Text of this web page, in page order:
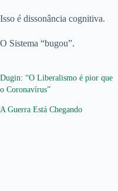
Isso é dissonância cognitiva.
O Sistema “bugou”.
Dugin: “O Liberalismo é pior que
o Coronavírus”
A Guerra Está Chegando